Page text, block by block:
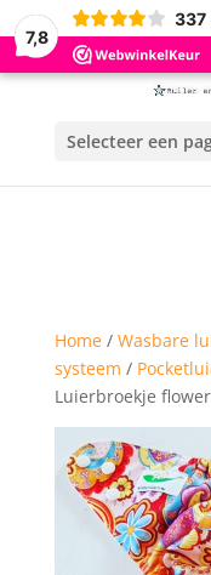
7,8
337
Selecteer een
Home/ Wasbare
systeem /
Luierbroekje